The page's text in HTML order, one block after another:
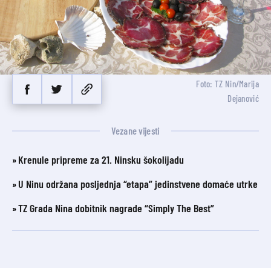
Foto: TZ Nin/Marija
Dejanović
Vezane vijesti
Krenule pripreme za 21. Ninsku šokolijadu
U Ninu održana posljednja “etapa” jedinstvene domaće utrke
TZ Grada Nina dobitnik nagrade “Simply The Best”